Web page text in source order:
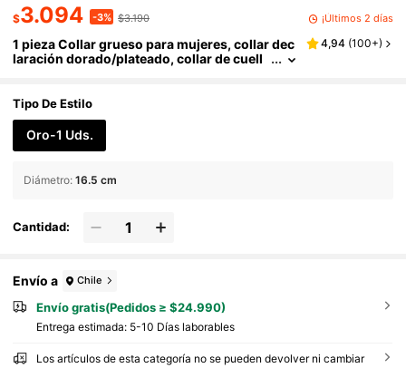
$3.094 -3% $3.190 ¡Últimos 2 días
1 pieza Collar grueso para mujeres, collar dec
laración dorado/plateado, collar de cuell
4,94 (100+)
Tipo De Estilo
Oro-1 Uds.
Diámetro: 16.5 cm
Cantidad:
Envío a Chile
Envío gratis(Pedidos ≥ $24.990)
Entrega estimada: 5-10 Días laborables
Los artículos de esta categoría no se pueden devolver ni cambiar